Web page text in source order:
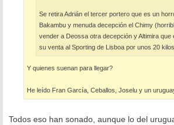
Se retira Adrián el tercer portero que es un
Bakambu y menuda decepción el Chimy
vender a Deossa otra decepción y Altimira que
su venta al Sporting de Lisboa por unos 20 kilos.
Y quienes suenan para llegar?
He leído Fran García, Ceballos, Joselu y un
Todos eso han sonado, aunque lo del